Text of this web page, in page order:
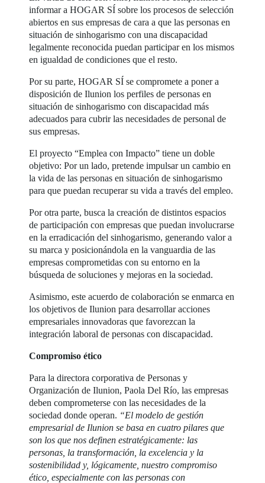
informar a HOGAR SÍ sobre los procesos de selección
abiertos en sus empresas de cara a que las personas en
situación de sinhogarismo con una discapacidad
legalmente reconocida puedan participar en los mismos
en igualdad de condiciones que el resto.
Por su parte, HOGAR SÍ se compromete a poner a
disposición de Ilunion los perfiles de personas en
situación de sinhogarismo con discapacidad más
adecuados para cubrir las necesidades de personal de
sus empresas.
El proyecto “Emplea con Impacto” tiene un doble
objetivo: Por un lado, pretende impulsar un cambio en
la vida de las personas en situación de sinhogarismo
para que puedan recuperar su vida a través del empleo.
Por otra parte, busca la creación de distintos espacios
de participación con empresas que puedan involucrarse
en la erradicación del sinhogarismo, generando valor a
su marca y posicionándola en la vanguardia de las
empresas comprometidas con su entorno en la
búsqueda de soluciones y mejoras en la sociedad.
Asimismo, este acuerdo de colaboración se enmarca en
los objetivos de Ilunion para desarrollar acciones
empresariales innovadoras que favorezcan la
integración laboral de personas con discapacidad.
Compromiso ético
Para la directora corporativa de Personas y
Organización de Ilunion, Paola Del Río, las empresas
deben comprometerse con las necesidades de la
sociedad donde operan. “El modelo de gestión
empresarial de Ilunion se basa en cuatro pilares que
son los que nos definen estratégicamente: las
personas, la transformación, la excelencia y la
sostenibilidad y, lógicamente, nuestro compromiso
ético, especialmente con las personas con